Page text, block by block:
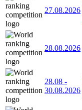
27.08.2026
28.08.2026
28.08 -
30.08.2026